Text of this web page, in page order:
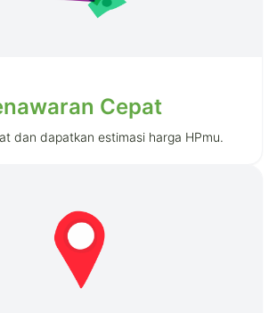
Cepat
dan dapatkan estimasi harga HPmu.